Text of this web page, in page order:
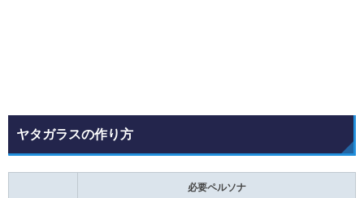
ヤタガラスの作り方
必要ペルソナ